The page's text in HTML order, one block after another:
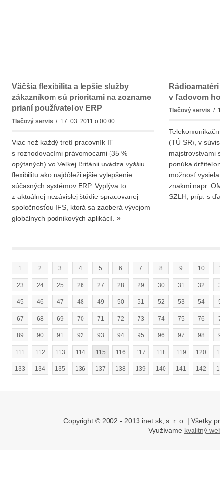
Väčšia flexibilita a lepšie služby
zákazníkom sú prioritami na zozname
prianí používateľov ERP
Tlačový servis / 17. 03. 2011 o 00:00
Viac než každý tretí pracovník IT
s rozhodovacími právomocami (35 %
opýtaných) vo Veľkej Británii uvádza vyššiu
flexibilitu ako najdôležitejšie vylepšenie
súčasných systémov ERP. Vyplýva to
z aktuálnej nezávislej štúdie spracovanej
spoločnosťou IFS, ktorá sa zaoberá vývojom
globálnych podnikových aplikácií. »
v ľadovom
Tlačový servis /
(TÚ SR), v
majstrovstvami
ponúka
možnosť
znakmi napr.
SZLH, príp. s
1 2 3 4 5 6 7 8 9 10
23 24 25 26 27 28 29 30 31 32
45 46 47 48 49 50 51 52 53 54
67 68 69 70 71 72 73 74 75 76
89 90 91 92 93 94 95 96 97 98
111 112 113 114 115 116 117 118 119 120
133 134 135 136 137 138 139 140 141 142
Copyright © 2002 - 2013 inet.sk, s. r. o. | Všetky
Využívame kvalitný